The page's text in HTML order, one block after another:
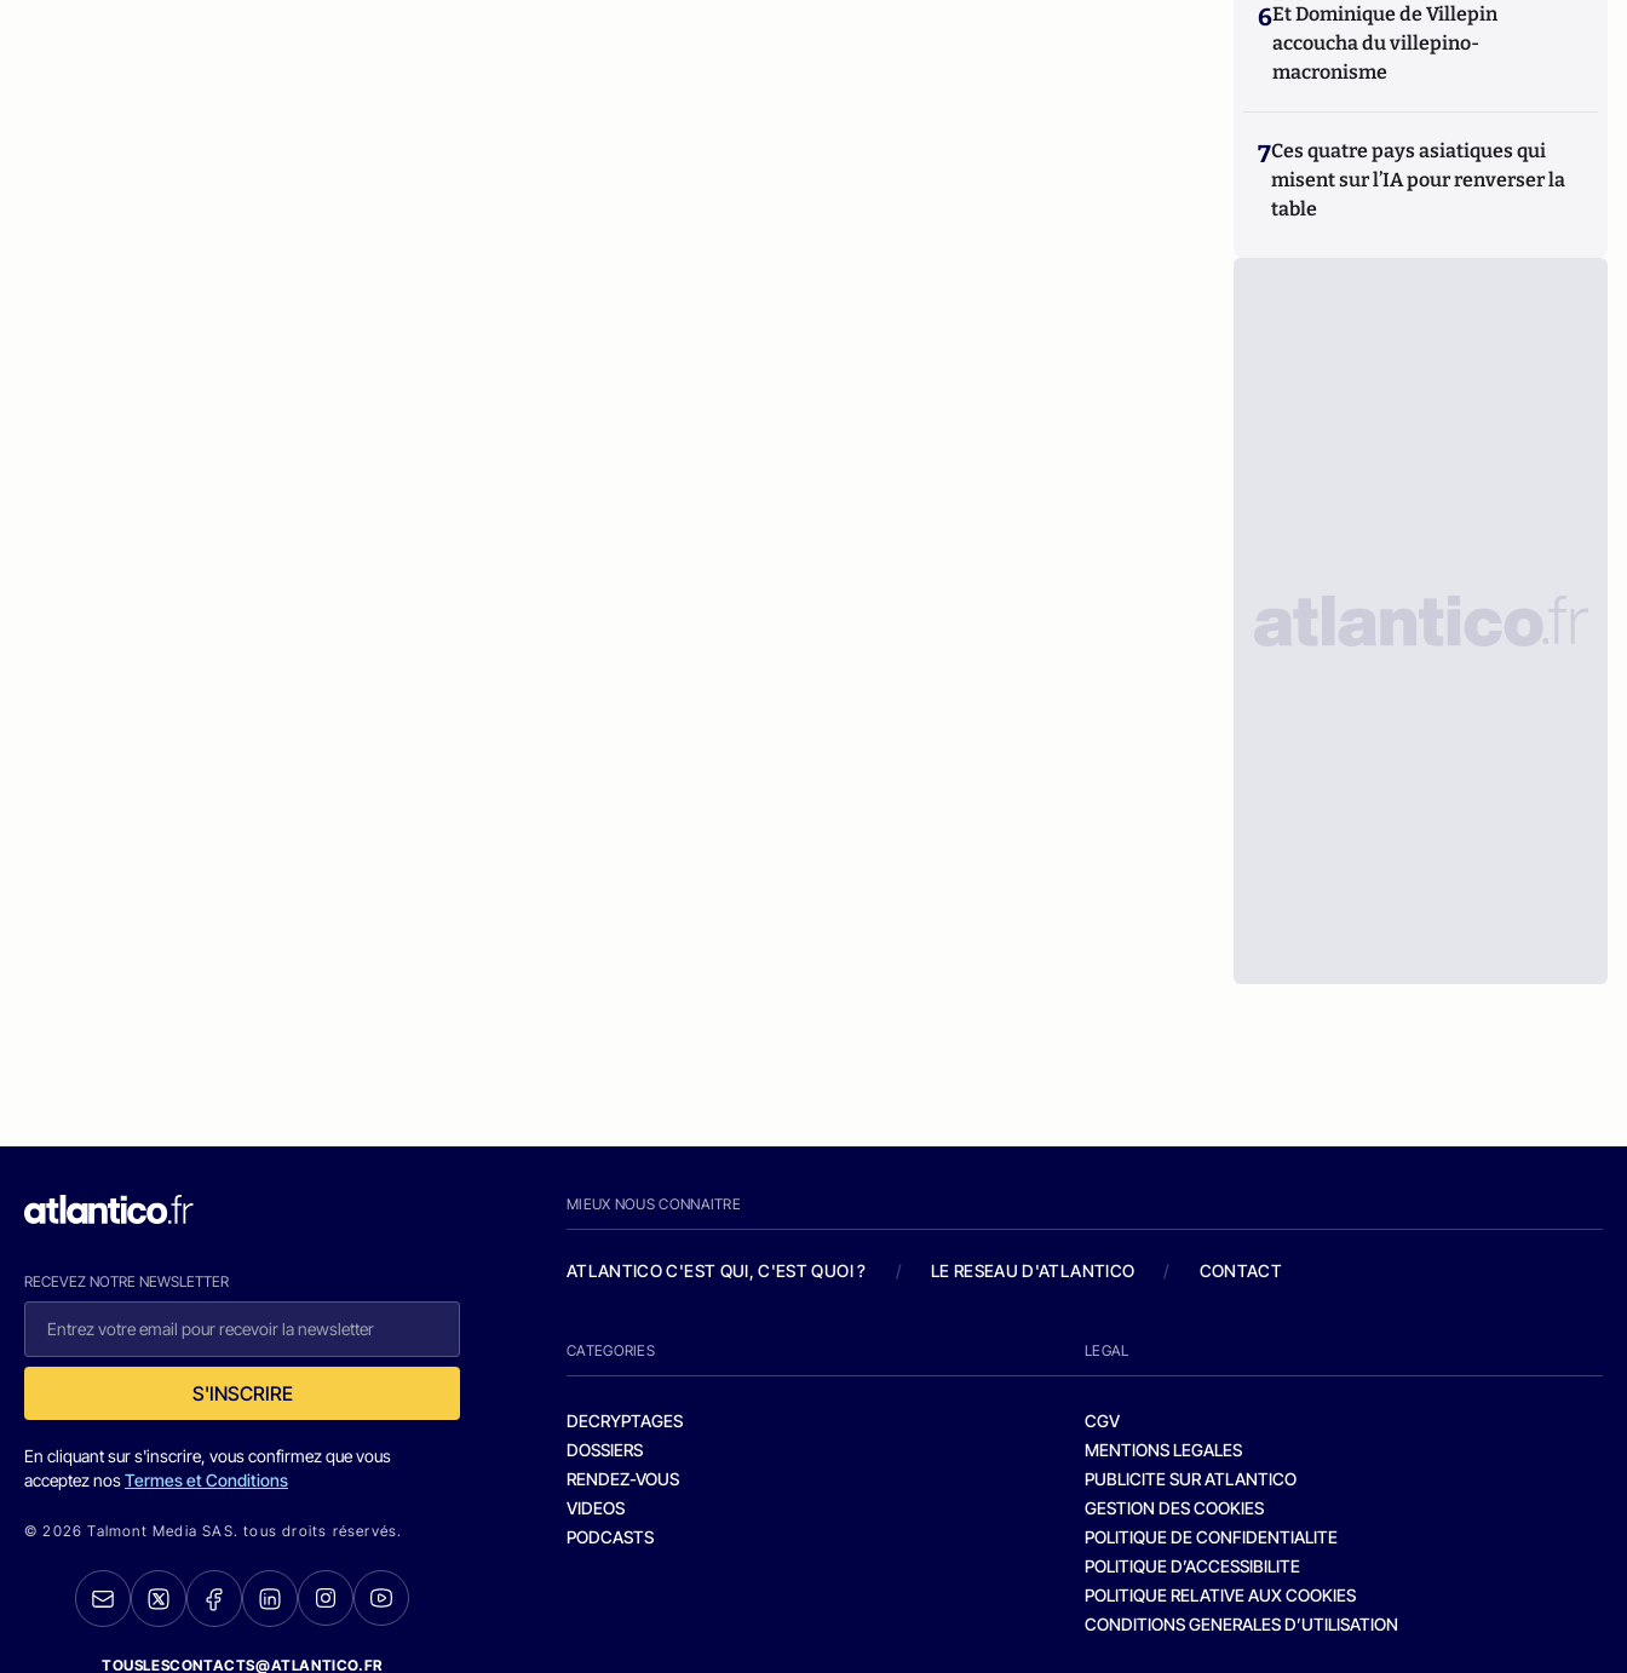
6Et Dominique de Villepin
accoucha du villepino-
macronisme
7Ces quatre pays asiatiques qui
misent sur l’IA pour renverser la
table
RECEVEZ NOTRE NEWSLETTER
S'INSCRIRE
En cliquant sur s'inscrire, vous confirmez que vous
acceptez nosTermes et Conditions
© 2026 Talmont Media SAS. tous droits réservés.
TOUSLESCONTACTS@ATLANTICO.FR
MIEUX NOUS CONNAITRE
ATLANTICO C'EST QUI, C'EST QUOI ? / LE RESEAU D'ATLANTICO / CONTACT
CATEGORIES
DECRYPTAGES
DOSSIERS
RENDEZ-VOUS
VIDEOS
PODCASTS
LEGAL
CGV
MENTIONS LEGALES
PUBLICITE SUR ATLANTICO
GESTION DES COOKIES
POLITIQUE DE CONFIDENTIALITE
POLITIQUE D’ACCESSIBILITE
POLITIQUE RELATIVE AUX COOKIES
CONDITIONS GENERALES D’UTILISATION